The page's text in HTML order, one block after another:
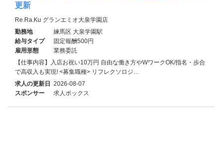
更新
Re.Ra.Ku グランエミオ大泉学園店
勤務地
練馬区 大泉学園駅
給与タイプ
固定報酬500円
雇用形態
業務委託
【仕事内容】入店お祝い10万円 自由な働き方やWワークOK/指名・歩合
で高収入も実現! <募集職種> リフレクソロジ…
求人の更新日 2026-08-07
スポンサー
求人ボックス